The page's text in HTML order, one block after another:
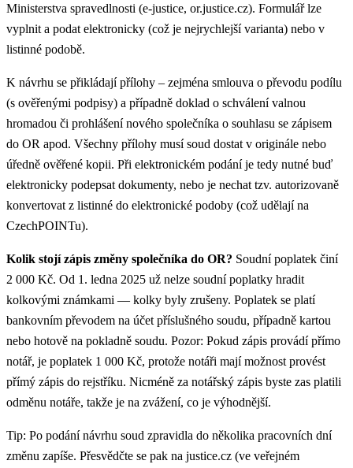
Ministerstva spravedlnosti (e-justice, or.justice.cz). Formulář lze
vyplnit a podat elektronicky (což je nejrychlejší varianta) nebo v
listinné podobě.
K návrhu se přikládají přílohy – zejména smlouva o převodu podílu
(s ověřenými podpisy) a případně doklad o schválení valnou
hromadou či prohlášení nového společníka o souhlasu se zápisem
do OR apod. Všechny přílohy musí soud dostat v originále nebo
úředně ověřené kopii. Při elektronickém podání je tedy nutné buď
elektronicky podepsat dokumenty, nebo je nechat tzv. autorizovaně
konvertovat z listinné do elektronické podoby (což udělají na
CzechPOINTu).
Kolik stojí zápis změny společníka do OR? Soudní poplatek činí
2 000 Kč. Od 1. ledna 2025 už nelze soudní poplatky hradit
kolkovými známkami — kolky byly zrušeny. Poplatek se platí
bankovním převodem na účet příslušného soudu, případně kartou
nebo hotově na pokladně soudu. Pozor: Pokud zápis provádí přímo
notář, je poplatek 1 000 Kč, protože notáři mají možnost provést
přímý zápis do rejstříku. Nicméně za notářský zápis byste zas platili
odměnu notáře, takže je na zvážení, co je výhodnější.
Tip: Po podání návrhu soud zpravidla do několika pracovních dní
změnu zapíše. Přesvědčte se pak na justice.cz (ve veřejném